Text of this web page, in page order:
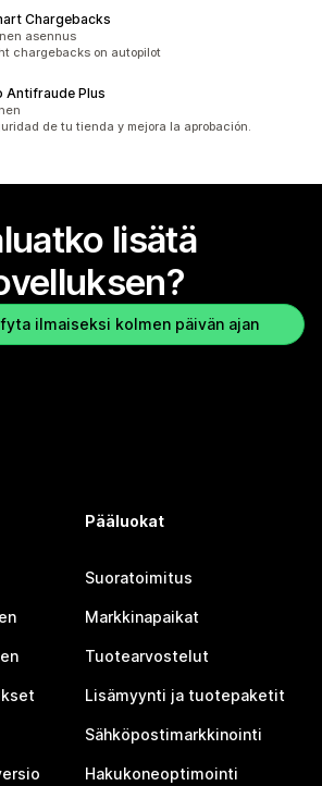
Chargebacks
asennus
chargebacks on autopilot
Antifraude Plus
de tu tienda y mejora la aprobación.
lisätä
ilmaiseksi kolmen päivän ajan
Pääluokat
Suoratoimitus
Markkinapaikat
Tuotearvostelut
Lisämyynti ja tuotepaketit
Sähköpostimarkkinointi
Hakukoneoptimointi